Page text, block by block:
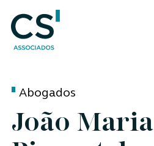
Abogados
João Maria